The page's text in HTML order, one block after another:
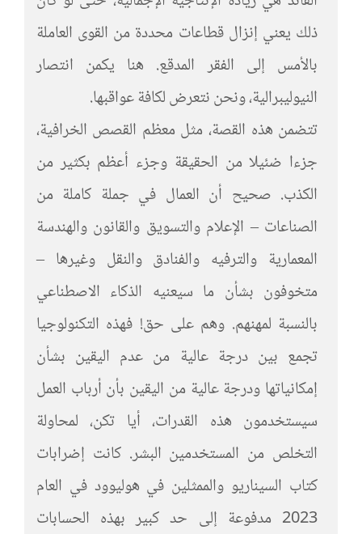
ذلك يعني إنزال قطاعات محددة من القوى العاملة
بالأمس إلى الفقر المدقع. هنا يكمن انتصار
النيوليبرالية، ونحن نتعرض لكافة عواقبها.
تتضمن هذه القصة، مثل معظم القصص الخرافية،
جزءا ضئيلا من الحقيقة وجزء أعظم بكثير من
الكذب. صحيح أن العمال في جملة كاملة من
الصناعات – الإعلام والتسويق والقانون والهندسة
المعمارية والترفيه والفنادق والنقل وغيرها –
متخوفون بشأن ما سيعنيه الذكاء الاصطناعي
بالنسبة لمهنهم. وهم على حق! فهذه التكنولوجيا
تجمع بين درجة عالية من عدم اليقين بشأن
إمكانياتها ودرجة عالية من اليقين بأن أرباب العمل
سيستخدمون هذه القدرات، أيا تكن، لمحاولة
التخلص من المستخدمين البشر. كانت إضرابات
كتاب السيناريو والممثلين في هوليوود في العام
2023 مدفوعة إلى حد كبير بهذه الحسابات